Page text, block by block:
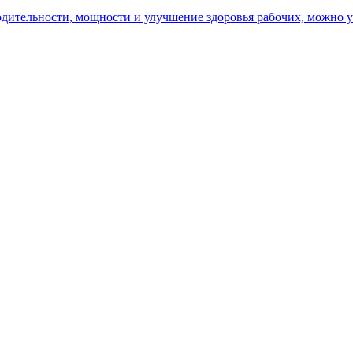
мощности и улучшение здоровья рабочих, можно